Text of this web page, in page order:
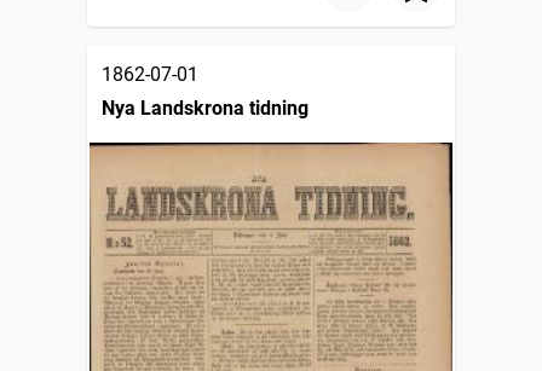
1862-07-01
Nya Landskrona tidning